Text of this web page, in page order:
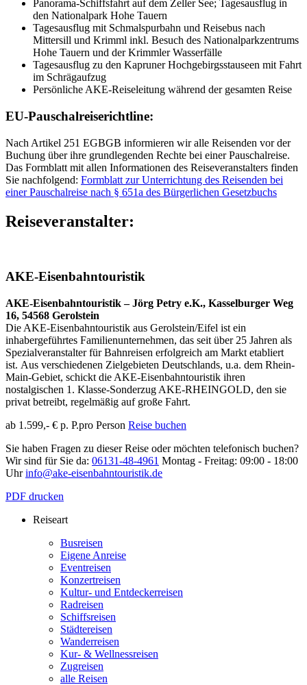
Panorama-Schiffsfahrt auf dem Zeller See; Tagesausflug in
den Nationalpark Hohe Tauern
Tagesausflug mit Schmalspurbahn und Reisebus nach
Mittersill und Krimml inkl. Besuch des Nationalparkzentrums
Hohe Tauern und der Krimmler Wasserfälle
Tagesausflug zu den Kapruner Hochgebirgsstauseen mit Fahrt
im Schrägaufzug
Persönliche AKE-Reiseleitung während der gesamten Reise
EU-Pauschalreiserichtline:
Nach Artikel 251 EGBGB informieren wir alle Reisenden vor der
Buchung über ihre grundlegenden Rechte bei einer Pauschalreise.
Das Formblatt mit allen Informationen des Reiseveranstalters finden
Sie nachfolgend: Formblatt zur Unterrichtung des Reisenden bei
einer Pauschalreise nach § 651a des Bürgerlichen Gesetzbuchs
Reiseveranstalter:
AKE-Eisenbahntouristik
AKE-Eisenbahntouristik – Jörg Petry e.K., Kasselburger Weg
16, 54568 Gerolstein
Die AKE-Eisenbahntouristik aus Gerolstein/Eifel ist ein
inhabergeführtes Familienunternehmen, das seit über 25 Jahren als
Spezialveranstalter für Bahnreisen erfolgreich am Markt etabliert
ist. Aus verschiedenen Zielgebieten Deutschlands, u.a. dem Rhein-
Main-Gebiet, schickt die AKE-Eisenbahntouristik ihren
nostalgischen 1. Klasse-Sonderzug AKE-RHEINGOLD, den sie
privat betreibt, regelmäßig auf große Fahrt.
ab 1.599,- € p. P.pro Person Reise buchen
Sie haben Fragen zu dieser Reise oder möchten telefonisch buchen?
Wir sind für Sie da: 06131-48-4961 Montag - Freitag: 09:00 - 18:00
Uhr info@ake-eisenbahntouristik.de
PDF drucken
Reiseart
Busreisen
Eigene Anreise
Eventreisen
Konzertreisen
Kultur- und Entdeckerreisen
Radreisen
Schiffsreisen
Städtereisen
Wanderreisen
Kur- & Wellnessreisen
Zugreisen
alle Reisen